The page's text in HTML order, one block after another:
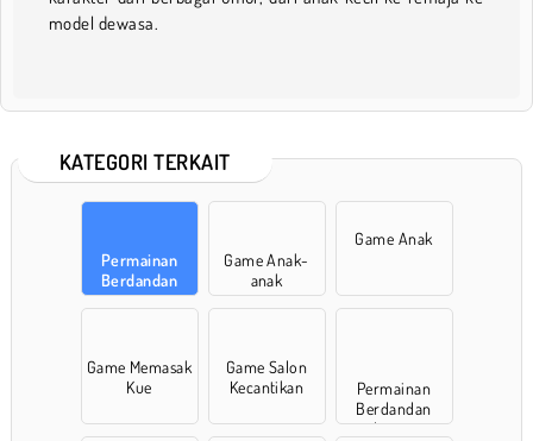
model dewasa.
KATEGORI TERKAIT
Permainan
Berdandan
Game Anak-
anak
Game Anak
Game Memasak
Kue
Game Salon
Kecantikan
Permainan
Berdandan
dengan